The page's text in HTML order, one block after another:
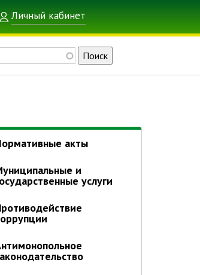
Личный кабинет
акты
и
услуги